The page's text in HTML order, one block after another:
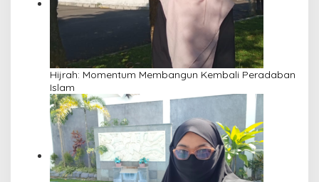
Hijrah: Momentum Membangun Kembali Peradaban
Islam